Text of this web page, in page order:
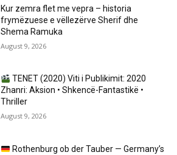
Kur zemra flet me vepra – historia
frymëzuese e vëllezërve Sherif dhe
Shema Ramuka
August 9, 2026
TENET (2020) Viti i Publikimit: 2020
Zhanri: Aksion • Shkencë-Fantastikë •
Thriller
August 9, 2026
Rothenburg ob der Tauber — Germany’s